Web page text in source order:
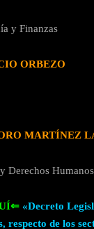
y Finanzas
ORBEZO
MARTÍNEZ
Derechos Humanos
«Decreto
respecto de los